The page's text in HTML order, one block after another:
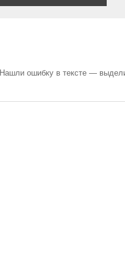
Нашли ошибку в тексте —